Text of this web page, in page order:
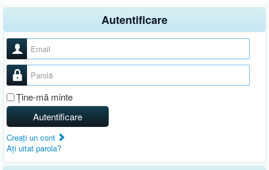
Autentificare
Nume utilizator
Parolă
Ţine-mă minte
Autentificare
Creaţi un cont
Aţi uitat parola?